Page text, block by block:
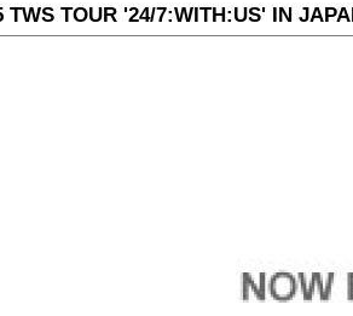
TWS TOUR '24/7:WITH:US' IN